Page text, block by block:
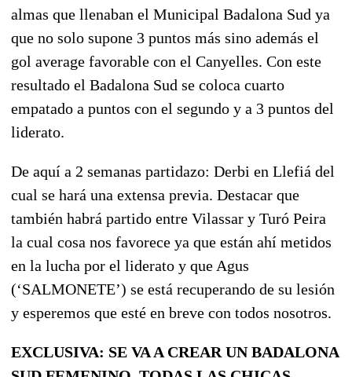
almas que llenaban el Municipal Badalona Sud ya
que no solo supone 3 puntos más sino además el
gol average favorable con el Canyelles. Con este
resultado el Badalona Sud se coloca cuarto
empatado a puntos con el segundo y a 3 puntos del
liderato.
De aquí a 2 semanas partidazo: Derbi en Llefiá del
cual se hará una extensa previa. Destacar que
también habrá partido entre Vilassar y Turó Peira
la cual cosa nos favorece ya que están ahí metidos
en la lucha por el liderato y que Agus
(‘SALMONETE’) se está recuperando de su lesión
y esperemos que esté en breve con todos nosotros.
EXCLUSIVA: SE VA A CREAR UN BADALONA